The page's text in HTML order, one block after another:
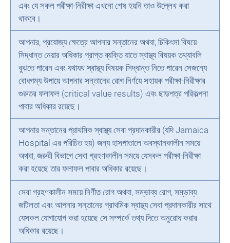
এবং যে সকল পরীক্ষা-নিরীক্ষা এখনো শেষ হয়নি তাও উল্লেখ করা
থাকবে।
আপনার, প্রযোজ্য ক্ষেত্রে আপনার সন্তানের অথবা, চিকিৎসা বিষয়ে
সিদ্ধান্ত নেয়ার অধিকার প্রাপ্ত ব্যক্তি যাতে স্বাস্থ্য বিষয়ক তথ্যাবলি
বুঝতে পারেন এবং যথাযথ স্বাস্থ্য বিষয়ক সিদ্ধান্ত নিতে পারেন সেজন্যে
বোধগম্য উপায়ে আপনার সন্তানের রোগ নির্ণয়ে সহায়ক পরীক্ষা-নিরীক্ষার
গুরুতর ফলাফল (critical value results) এবং ছাড়পত্র পরিকল্পনা
পাবার অধিকার রয়েছে।
আপনার সন্তানের প্রাথমিক স্বাস্থ্য সেবা প্রদানকারীর (যদি Jamaica
Hospital এর পরিচিত হয়) জন্য হাসপাতালে অবস্থানকালীন সময়ে
অথবা, জরুরী বিভাগে সেবা গ্রহণকালীন সময়ে যেসকল পরীক্ষা-নিরীক্ষা
করা হয়েছে তার ফলাফল পাবার অধিকার রয়েছে।
সেবা গ্রহণকালীন সময়ে নির্ণীত রোগ অথবা, সম্ভাব্য রোগ, সম্ভাব্য
জটিলতা এবং আপনার সন্তানের প্রাথমিক স্বাস্থ্য সেবা প্রদানকারীর সাথে
যেসকল যোগাযোগ করা হয়েছে সে সম্পর্কে তথ্য দিতে অনুরোধ করার
অধিকার রয়েছে।